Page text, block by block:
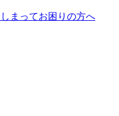
まってお困りの方へ